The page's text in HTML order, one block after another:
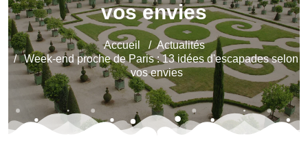
vos envies
Accueil
Actualités
Week-end proche de Paris : 13 idées d'escapades selon
vos envies